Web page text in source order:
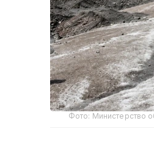
Фото: Министерство